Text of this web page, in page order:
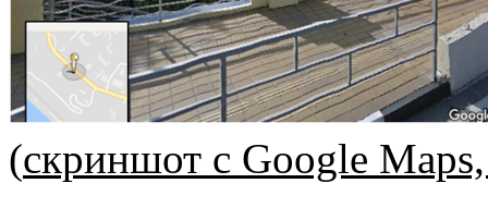
(скриншот с Google